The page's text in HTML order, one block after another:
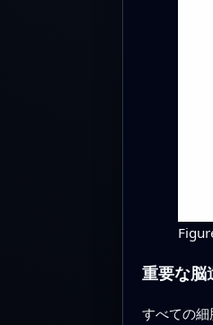
重要な脳
すべての